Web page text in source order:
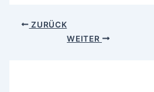
ZURÜCK
WEITER